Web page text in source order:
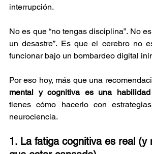
interrupción.
No es que “no tengas disciplina”. No
un desastre”. Es que el cerebro no
funcionar bajo un bombardeo digital
Por eso hoy, más que una
mental y cognitiva es una habilidad
tienes cómo hacerlo con
neurociencia.
1. La fatiga cognitiva es real (y